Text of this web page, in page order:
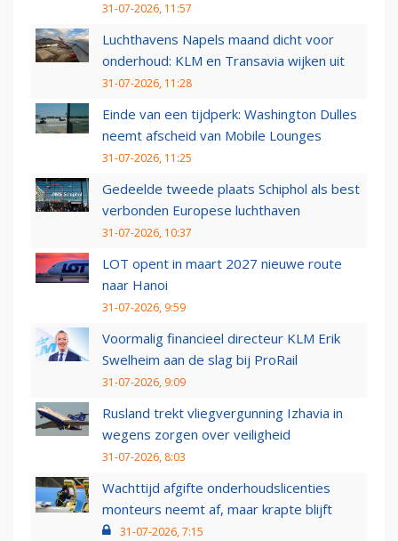
31-07-2026, 11:57
Luchthavens Napels maand dicht voor
onderhoud: KLM en Transavia wijken uit
31-07-2026, 11:28
Einde van een tijdperk: Washington Dulles
neemt afscheid van Mobile Lounges
31-07-2026, 11:25
Gedeelde tweede plaats Schiphol als best
verbonden Europese luchthaven
31-07-2026, 10:37
LOT opent in maart 2027 nieuwe route
naar Hanoi
31-07-2026, 9:59
Voormalig financieel directeur KLM Erik
Swelheim aan de slag bij ProRail
31-07-2026, 9:09
Rusland trekt vliegvergunning Izhavia in
wegens zorgen over veiligheid
31-07-2026, 8:03
Wachttijd afgifte onderhoudslicenties
monteurs neemt af, maar krapte blijft
31-07-2026, 7:15